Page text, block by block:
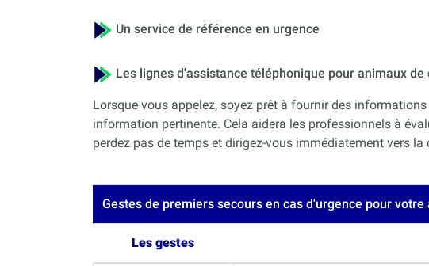
Un service de référence en urgence
Les lignes d'assistance téléphonique pour animaux de
Lorsque vous appelez, soyez prêt à fournir des
information pertinente. Cela aidera les professionnels à
perdez pas de temps et dirigez-vous immédiatement vers
Gestes de premiers secours en cas d'urgence pour
Les gestes